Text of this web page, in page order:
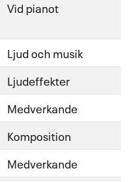
Vid pianot
Ljud och musik
Ljudeffekter
Medverkande
Komposition
Medverkande